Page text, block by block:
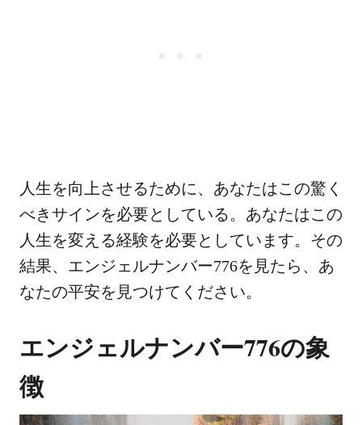
人生を向上させるために、あなたはこの驚く
べきサインを必要としている。あなたはこの
人生を変える経験を必要としています。その
結果、エンジェルナンバー776を見たら、あ
なたの平安を見つけてください。
エンジェルナンバー776の象
徴